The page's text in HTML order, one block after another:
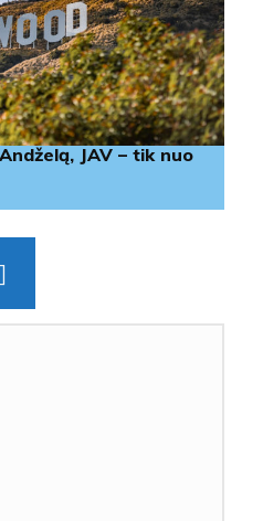
JAV – tik nuo